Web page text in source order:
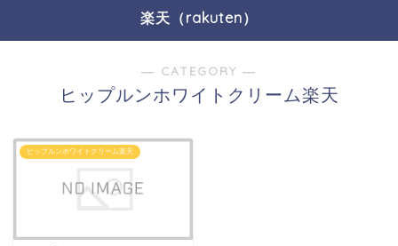
楽天（rakuten）
― CATEGORY ―
ヒップルンホワイトクリーム楽天
ヒップルンホワイトクリーム楽天